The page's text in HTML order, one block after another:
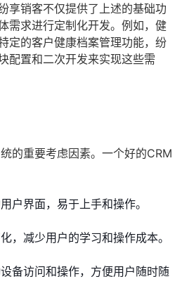
享销客不仅提供了上述的基础功
需求进行定制化开发。例如，健
定的客户健康档案管理功能，纷
配置和二次开发来实现这些需
的重要考虑因素。一个好的CRM
户界面，易于上手和操作。
，减少用户的学习和操作成本。
备访问和操作，方便用户随时随